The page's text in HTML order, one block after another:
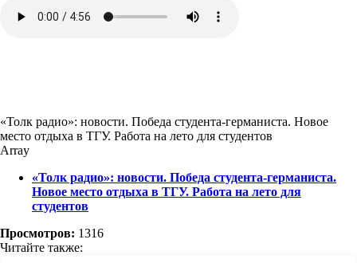
«Толк радио»: новости. Победа студента-германиста. Новое
место отдыха в ТГУ. Работа на лето для студентов
Array
«Толк радио»: новости. Победа студента-германиста.
Новое место отдыха в ТГУ. Работа на лето для
студентов
Просмотров: 1316
Читайте также: